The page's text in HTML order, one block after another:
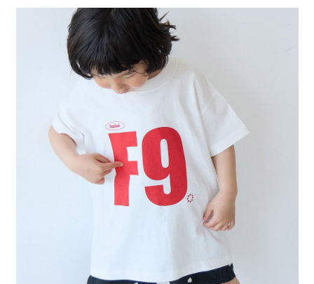
【繳款方式說明】
1.分期款項不併入電信帳單，「大哥付你分期」於每月結算日後寄送繳費提
2.透過簡訊連結打開帳單後，可選擇「超商條碼／台灣大直營門市／銀行轉
帳／街口支付／iPASS MONEY」等通路繳費。
1.本服務係由「台灣大哥大股份有限公司」（以下簡稱本公司）所提供，讓
用戶於交易時，得透過本服務購買商品或服務，並由商店將買賣／分期付款
買賣價金債權讓與本公司後，依約使用本公司帳單繳交帳款。
2.基於同意付款使用「大哥付你分期」之契約關係目的，商店將以您的個人
資料（包含姓名、電話或地址）提供予台灣大哥大進項蒐集、處理及利用，
由本公司與您本人進行分期帳單所需資料之確認、核對及更正。
3.完整用戶服務條款，請詳閱以下連結：https://oppay.tw/userRule
３．安心：先確認商品／服務後，再付款。
【「AFTEE先享後付」結帳流程】
１．於結帳方式選擇「AFTEE先享後付」後，將跳轉至「AFTEE先享後付」
結帳頁面，進行簡訊認證並確認金額後，即可完成結帳。
２．訂單成立數日內，您將收到繳費通知簡訊。
３．收到繳費通知簡訊後14天內，點擊此簡訊中的連結，可透過四大超商／
ATM／網路銀行／等多元方式進行付款，方視為交易完成。
※ 請注意：結帳手續完成當下不需立刻繳費，但若您需要取消訂單，請聯絡
購買商品的店家。未經商家同意取消之訂單仍視為有效，需透過AFTEE先享
後付繳納相關費用。
※ 交易是否成功請以「AFTEE先享後付 」之結帳頁面顯示為準，若有關於
是否繳費成功／繳費後需取消欲退款等相關疑問，請聯繫「AFTEE先享後付
客戶支援中心」https://netprotections.freshdesk.com/support/home
１．透過由恩沛科技股份有限公司提供之「AFTEE先享後付」服務完成之交
易，需依本服務之必要範圍內提供個人資料，並將交易相關給付款項請求債
３．未成年的使用者請事先徵得法定代理人或監護人之同意方可使用
「AFTEE先享後付」，若未經同意申辦者引起之損失，本公司不負相關責
每筆NT$80，滿NT$888(含以上)免運費
付款後 全家取貨
每筆NT$80，滿NT$888(含以上)免運費
每筆NT$80，滿NT$1,500(含以上)免運費
付款後 7-11取貨
每筆NT$80，滿NT$1,500(含以上)免運費
每筆NT$80，滿NT$1,500(含以上)免運費